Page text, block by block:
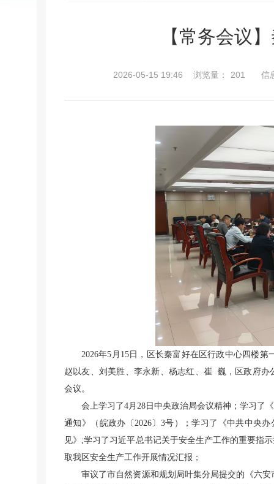
【常务会议
2026-05-15 19:46 浏览量： 201 信
2026年5月15日，区长秦富好在区行政中心四楼
赵以友、刘美胜、李永新、杨志红、崔 巍，区政府
会议。
会上学习了4月28日中央政治局会议精神；学习了
通知》（皖政办〔2026〕3号）；学习了《中共中央
见》;学习了习近平总书记关于安全生产工作的重要指
取我区安全生产工作开展情况汇报；
审议了市自然资源和规划局叶集分局提交的《六